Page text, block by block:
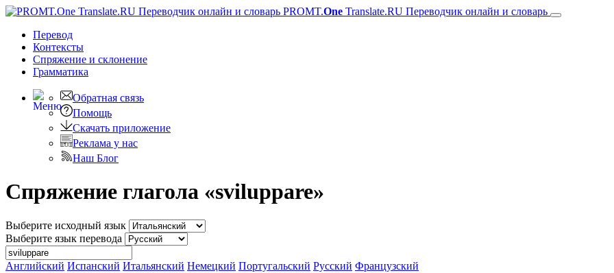
PROMT.One Translate.RU Переводчик онлайн и словарь
Перевод
Контексты
Спряжение и склонение
Грамматика
Обратная связь
Помощь
Скачать приложение
Реклама у нас
Наш Блог
Спряжение глагола «sviluppare»
Выберите исходный язык
Выберите язык перевода
Английский Испанский Итальянский Немецкий Португальский Русский Французский